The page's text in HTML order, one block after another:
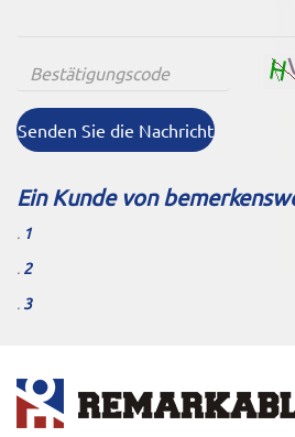
Senden Sie die Nachricht
Ein Kunde von
. 1
. 2
. 3